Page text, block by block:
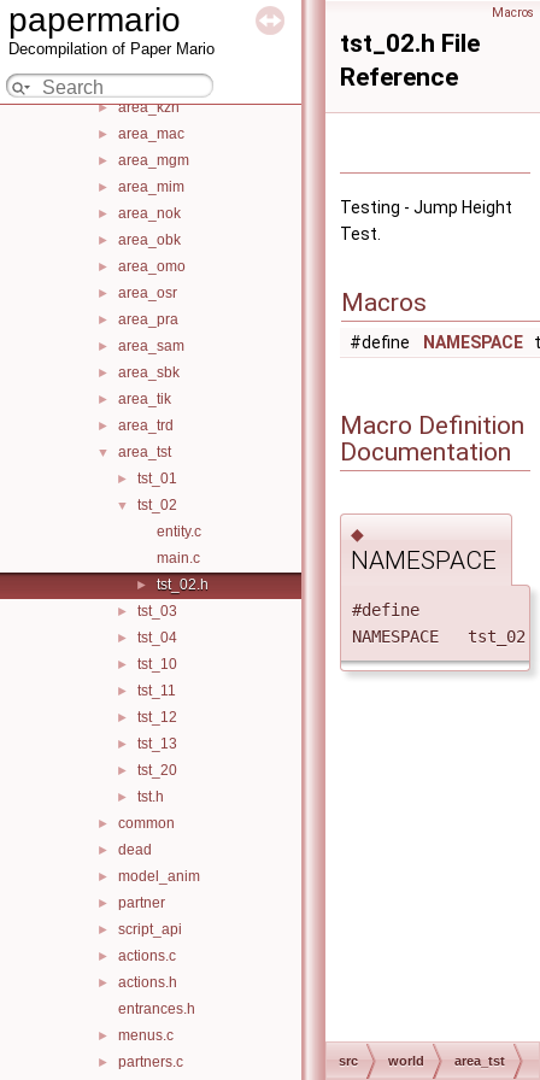
papermario
Decompilation of Paper Mario
► area_kkj
► area_kmr
► area_kpa
► area_kzn
► area_mac
► area_mgm
► area_mim
► area_nok
► area_obk
► area_omo
► area_osr
► area_pra
► area_sam
► area_sbk
► area_tik
► area_trd
▼ area_tst
► tst_01
▼
tst_02
entity.c
main.c
► tst_02.h
► tst_03
► tst_04
► tst_10
► tst_11
► tst_12
► tst_13
► tst_20
► tst.h
► common
► dead
► model_anim
► partner
► script_api
► actions.c
►
actions.h
entrances.h
► menus.c
► partners.c
Macros
tst_02.h File
Reference
Testing - Jump Height
Test.
Macros
#define NAMESPACE
Macro Definition
Documentation
◆
NAMESPACE
#define
NAMESPACE tst_02
src world area_tst